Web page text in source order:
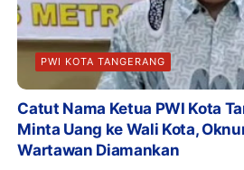
PWI KOTA TANGERANG
Catut Nama Ketua PWI Kota
Minta Uang ke Wali Kota,
Wartawan Diamankan